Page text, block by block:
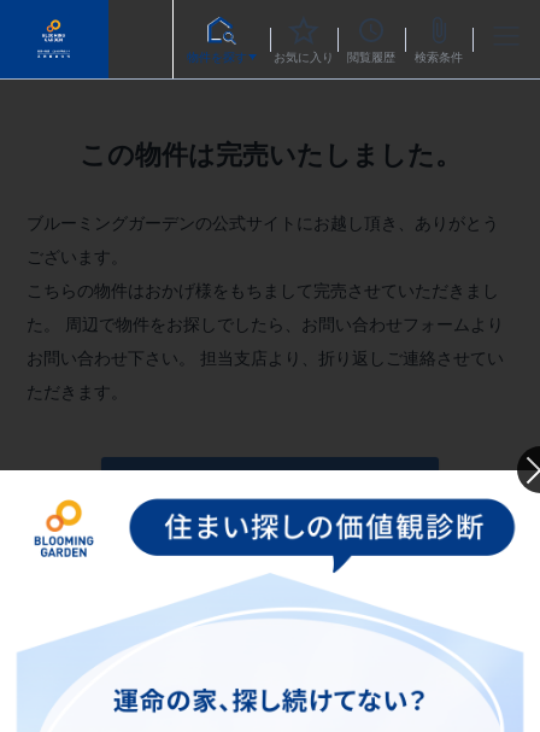
物件を探す お気に入り 閲覧履歴 検索条件
この物件は完売いたしました。
ブルーミングガーデンの公式サイトにお越し頂き、ありがとう
ございます。
こちらの物件はおかげ様をもちまして完売させていただきまし
た。
周辺で物件をお探しでしたら、お問い合わせフォームより
お問い合わせ下さい。
担当支店より、折り返しご連絡させてい
ただきます。
お問い合わせフォームへ
この物件を見ている人に
おすすめの物件